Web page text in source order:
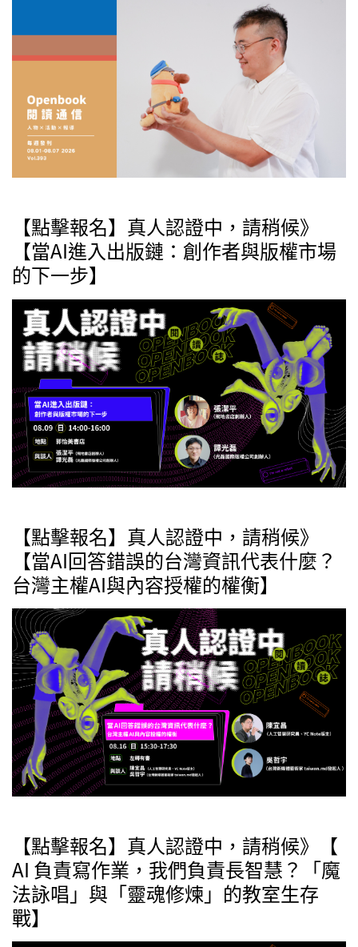
【點擊報名】真人認證中，請稍候》
【當AI進入出版鏈：創作者與版權市場
的下一步】
【點擊報名】真人認證中，請稍候》
【當AI回答錯誤的台灣資訊代表什麼？
台灣主權AI與內容授權的權衡】
【點擊報名】真人認證中，請稍候》【
AI 負責寫作業，我們負責長智慧？「魔
法詠唱」與「靈魂修煉」的教室生存
戰】